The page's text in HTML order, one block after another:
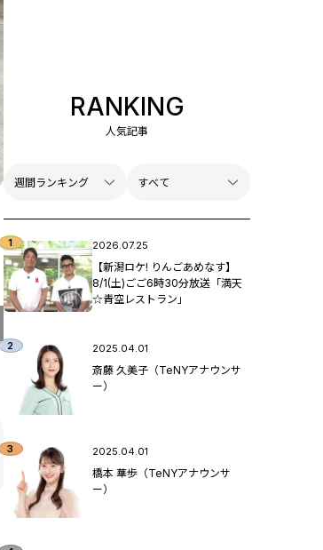
RANKING
人気記事
2026.07.25
【新潟ロケ! りんごあめなす】
8/1(土)ごご6時30分放送「満天
☆青空レストラン」
2025.04.01
斎藤 久美子（TeNYアナウンサ
ー）
2025.04.01
橋本 華歩（TeNYアナウンサ
ー）